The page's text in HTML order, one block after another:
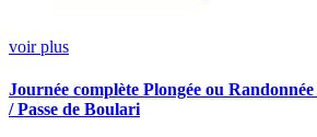
voir plus
Journée complète Plongée ou
/ Passe de Boulari